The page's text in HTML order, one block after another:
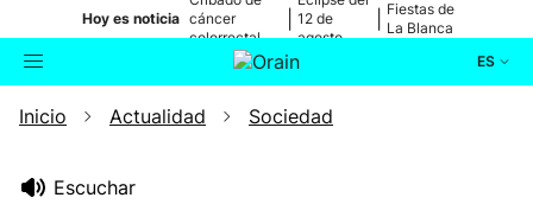
Hoy es noticia cáncer
colorrectal
12 de
agosto
Fiestas de
La Blanca
ES
Buscador Actualidad
Inicio Actualidad Sociedad
Escuchar